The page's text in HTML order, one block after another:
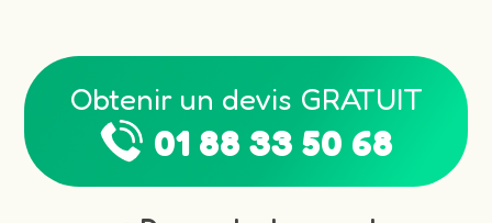
Obtenir un devis GRATUIT
01 88 33 50 68